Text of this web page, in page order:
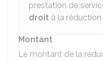
prestation de
droit à la
Montant
Le montant de la